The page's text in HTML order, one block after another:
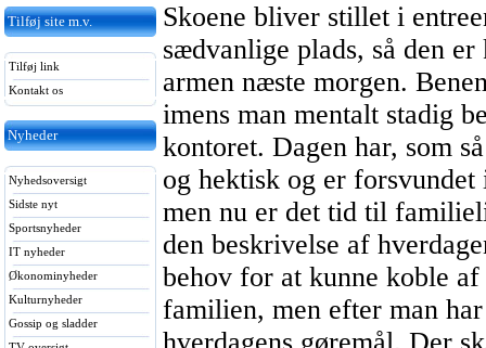
Tilføj site m.v.
Tilføj link
Kontakt os
Nyheder
Nyhedsoversigt
Sidste nyt
Sportsnyheder
IT nyheder
Økonominyheder
Kulturnyheder
Gossip og sladder
Skoene bliver stillet i
sædvanlige plads, så den
armen næste morgen.
imens man mentalt stadig
kontoret. Dagen har, som
og hektisk og er
men nu er det tid til
den beskrivelse af
behov for at kunne koble
familien, men efter man